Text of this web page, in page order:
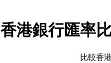
香港銀行匯率
比較香